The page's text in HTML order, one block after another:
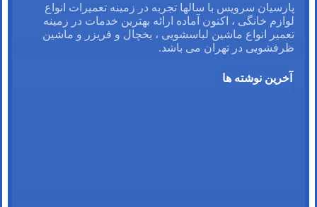
پارسیان سرویس با سالها تجربه در زمینه تعمیرات انواع
لوازم خانگی ، اکنون آماده ارائه بهترین خدمات در زمینه
تعمیر انواع ماشین لباسشویی ، یخچال و فریزر و ماشین
ظرفشویی در تهران می باشد.
آخرین نوشته ها